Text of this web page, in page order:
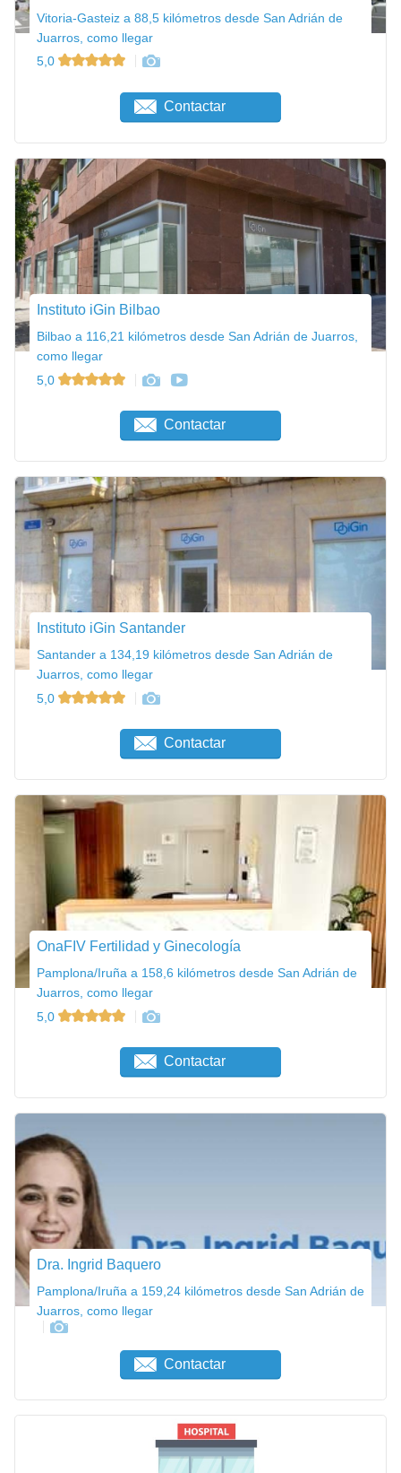
Vitoria-Gasteiz a 88,5 kilómetros desde San Adrián de
Juarros, como llegar
5,0
Contactar
Instituto iGin Bilbao
Bilbao a 116,21 kilómetros desde San Adrián de Juarros,
como llegar
5,0
Contactar
Instituto iGin Santander
Santander a 134,19 kilómetros desde San Adrián de
Juarros, como llegar
5,0
Contactar
OnaFIV Fertilidad y Ginecología
Pamplona/Iruña a 158,6 kilómetros desde San Adrián de
Juarros, como llegar
5,0
Contactar
Dra. Ingrid Baquero
Pamplona/Iruña a 159,24 kilómetros desde San Adrián de
Juarros, como llegar
Contactar